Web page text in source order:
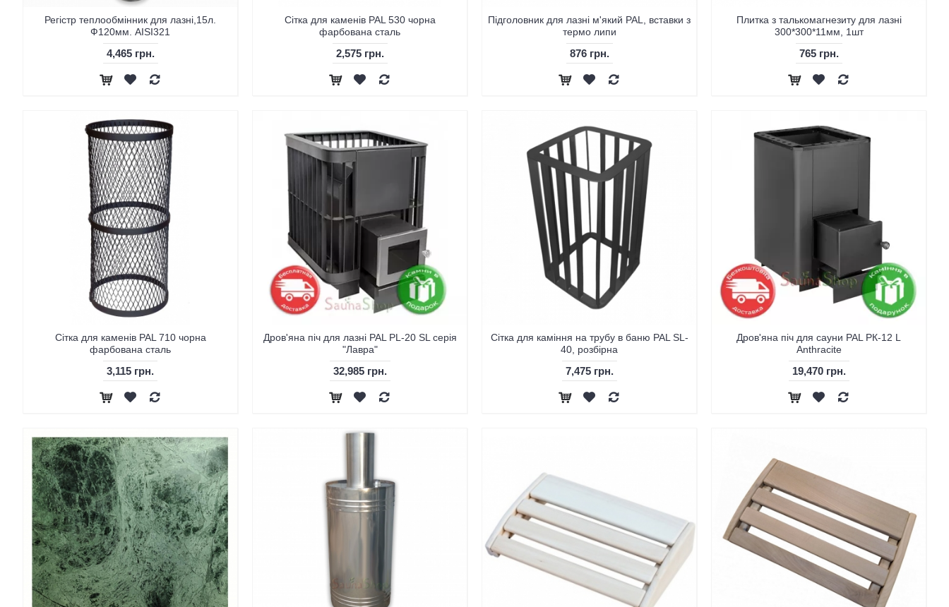
Регістр теплообмінник для лазні,15л.
Ф120мм. AISI321
4,465 грн.
Сітка для каменів PAL 530 чорна
фарбована сталь
2,575 грн.
Підголовник для лазні м'який PAL, вставки з
термо липи
876 грн.
Плитка з талькомагнезиту для лазні
300*300*11мм, 1шт
765 грн.
Сітка для каменів PAL 710 чорна
фарбована сталь
3,115 грн.
Дров'яна піч для лазні PAL PL-20 SL серія
"Лавра"
32,985 грн.
Сітка для каміння на трубу в баню PAL SL-
40, розбірна
7,475 грн.
Дров'яна піч для сауни PAL PК-12 L
Аnthracite
19,470 грн.